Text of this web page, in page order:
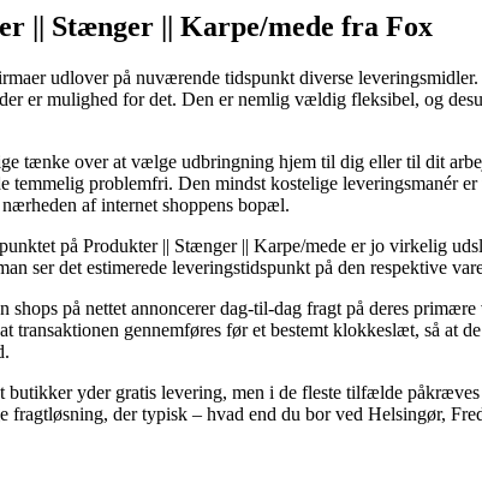
|| Stænger || Karpe/mede fra Fox
udlover på nuværende tidspunkt diverse
er mulighed for det. Den er nemlig vældig fleksibel, og
tænke over at vælge udbringning hjem til dig eller til dit
temmelig problemfri. Den mindst kostelige leveringsmanér
af internet shoppens bopæl.
på Produkter || Stænger || Karpe/mede er jo virkelig
ser det estimerede leveringstidspunkt på den respektive
shops på nettet annoncerer dag-til-dag fragt på deres
transaktionen gennemføres før et bestemt klokkeslæt, så at
butikker yder gratis levering, men i de fleste tilfælde
fragtløsning, der typisk – hvad end du bor ved Helsingør,